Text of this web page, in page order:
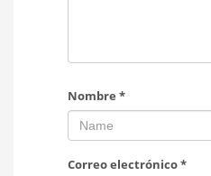
Nombre *
Correo electrónico*